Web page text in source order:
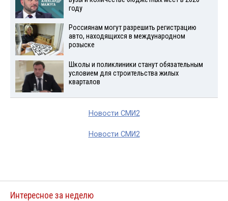
году
Россиянам могут разрешить регистрацию
авто, находящихся в международном
розыске
Школы и поликлиники станут обязательным
условием для строительства жилых
кварталов
Новости СМИ2
Новости СМИ2
Интересное за неделю